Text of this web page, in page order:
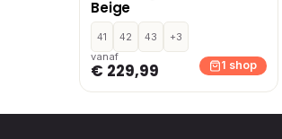
Beige
41 42 43
+3
vanaf
€ 229,99 1 shop